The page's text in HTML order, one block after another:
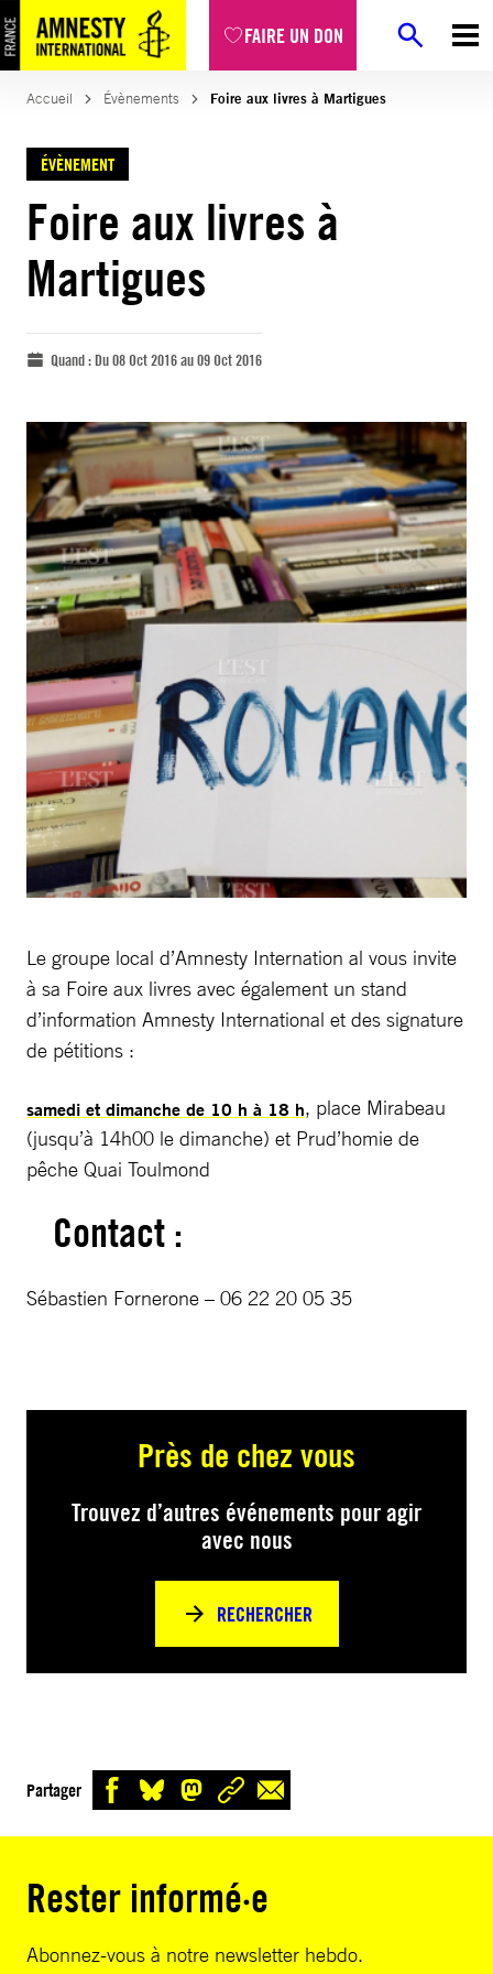
FAIRE UN DON
Accueil Évènements Foire aux livres à Martigues
ÉVÈNEMENT
Foire aux livres à
Martigues
Quand :Du 08 Oct 2016 au 09 Oct 2016
Le groupe local d’Amnesty Internation al vous invite
à sa Foire aux livres avec également un stand
d’information Amnesty International et des signature
de pétitions :
samedi et dimanche de 10 h à 18 h, place Mirabeau
(jusqu’à 14h00 le dimanche) et Prud’homie de
pêche Quai Toulmond
Contact :
Sébastien Fornerone – 06 22 20 05 35
Près de chez vous
Trouvez d’autres événements pour agir
avec nous
RECHERCHER
Partager
Rester informé·e
Abonnez-vous à notre newsletter hebdo.